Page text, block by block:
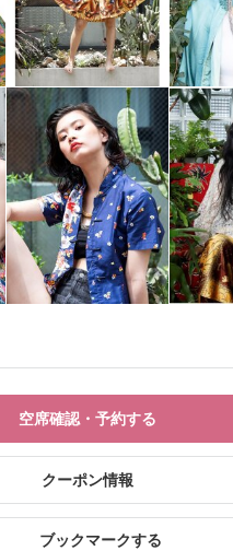
空席確認・予約する
クーポン情報
ブックマークする